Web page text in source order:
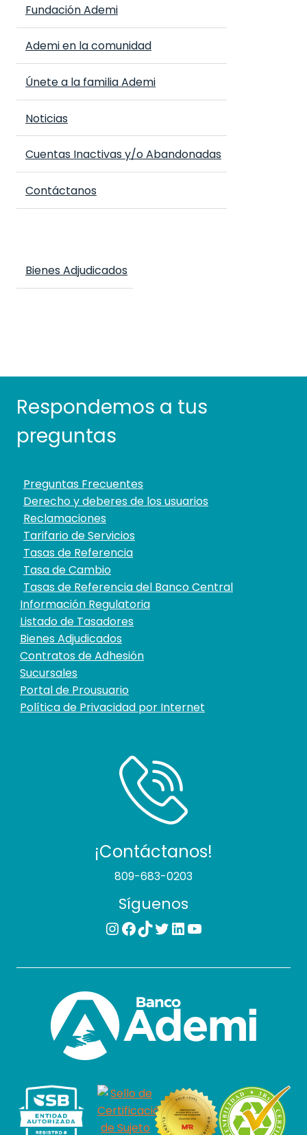
Fundación Ademi
Ademi en la comunidad
Únete a la familia Ademi
Noticias
Cuentas Inactivas y/o Abandonadas
Contáctanos
Bienes Adjudicados
Respondemos a tus
preguntas
Preguntas Frecuentes
Derecho y deberes de los usuarios
Reclamaciones
Tarifario de Servicios
Tasas de Referencia
Tasa de Cambio
Tasas de Referencia del Banco Central
Información Regulatoria
Listado de Tasadores
Bienes Adjudicados
Contratos de Adhesión
Sucursales
Portal de Prousuario
Política de Privacidad por Internet
¡Contáctanos!
809-683-0203
Síguenos
Instagram
Facebook
TikTok
Twitter
LinkedIn
YouTube